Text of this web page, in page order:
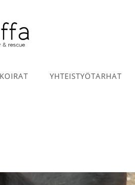
KOIRAT YHTEISTYÖTARHAT